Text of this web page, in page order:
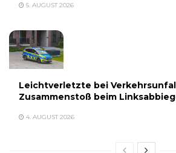
5. AUGUST 2026
Leichtverletzte bei
Zusammenstoß beim
4. AUGUST 2026